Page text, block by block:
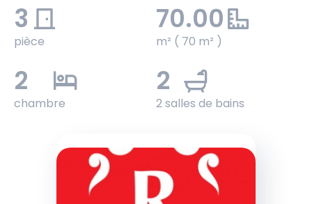
3
pièce
70.00
m² ( 70 m² )
2
chambre
2
2 salles de bains